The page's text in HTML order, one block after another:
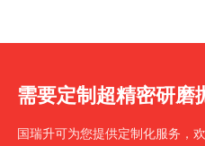
需要定制超精密研磨
国瑞升可为您提供定制化服务，